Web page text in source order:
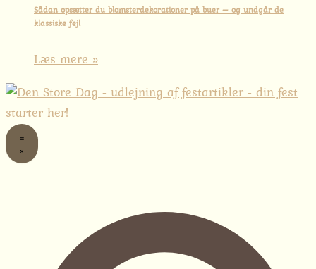
Sådan opsætter du blomsterdekorationer på buer – og undgår de
klassiske fejl
Læs mere »